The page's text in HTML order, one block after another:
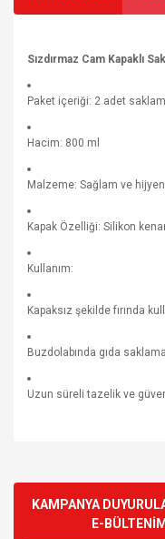
Sızdırmaz Cam Kapaklı
Paket içeriği: 2 adet
Hacim: 800 ml
Malzeme: Sağlam ve
Kapak Özelliği: Silikon
Kullanım:
Kapaksız şekilde fırında
Buzdolabında gıda
Uzun süreli tazelik ve
kullanarak tarafımıza
Görüş ve önerileriniz
KAMPANYA
E-